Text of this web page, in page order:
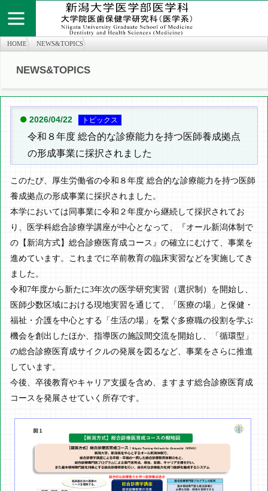
個人情報保護方針
旧twitter
HOME NEWS&TOPICS
NEWS&TOPICS
2026/04/22 トピックス
令和８年度 総合的な診療能力を持つ医師養成拠点
の形成事業に採択されました
このたび、厚生労働省の令和８年度 総合的な診療能力を持つ医師
養成拠点の形成事業に採択されました。
本学においては同事業に令和２年度から継続して採択されてお
り、医学科総合診療学講座が中心となって、『オール新潟体制で
の【新潟方式】総合診療医育成コース』の確立にむけて、事業を
進めています。これまでに卒前教育の臨床実習などを実施してき
ました。
令和7年度から新たに3年次の医学研究実習（選択制）を開始し、
医師少数区域における現地実習を通じて、「医療の場」と保健・
福祉・介護を中心とする「生活の場」を繋ぐ多療職の役割を学ぶ
機会を創出したほか、指導医の施設間交流を開始し、「循環型」
の総合診療医育成サイクルの発展を図るなど、事業をさらに推進
しています。
今後、卒後教育やキャリア支援を含め、ますます総合診療医育成
コースを発展させていく所存です。